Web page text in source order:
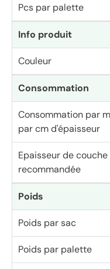
Pcs par palette
Info produit
Couleur
Consommation
Consommation par
par cm d'épaisseur
Epaisseur de couche
recommandée
Poids
Poids par sac
Poids par palette